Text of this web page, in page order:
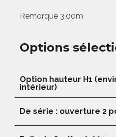
Remorque 3.00m
Options
Option hauteur H1
intérieur)
De série : ouverture 2